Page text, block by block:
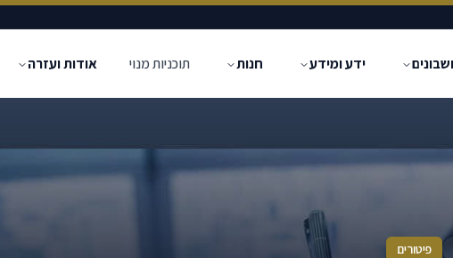
ידע ומידע חנות תוכניות מנוי אודות ועזרה
פיטורים